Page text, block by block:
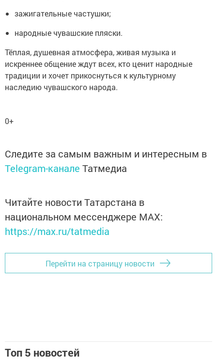
зажигательные частушки;
народные чувашские пляски.
Тёплая, душевная атмосфера, живая музыка и
искреннее общение ждут всех, кто ценит народные
традиции и хочет прикоснуться к культурному
наследию чувашского народа.
0+
Следите за самым важным и интересным в
Telegram-канале Татмедиа
Читайте новости Татарстана в
национальном мессенджере MАХ:
https://max.ru/tatmedia
Перейти на страницу новости
Топ 5 новостей